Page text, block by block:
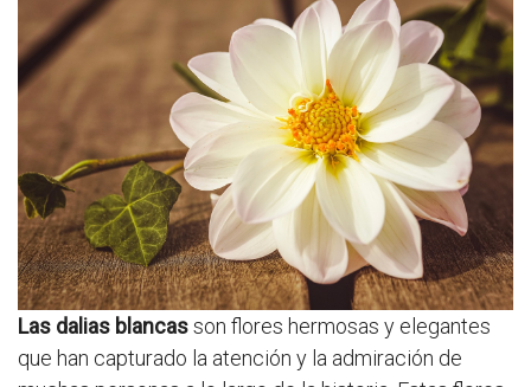
Las dalias blancasson flores hermosas y elegantes
que han capturado la atención y la admiración de